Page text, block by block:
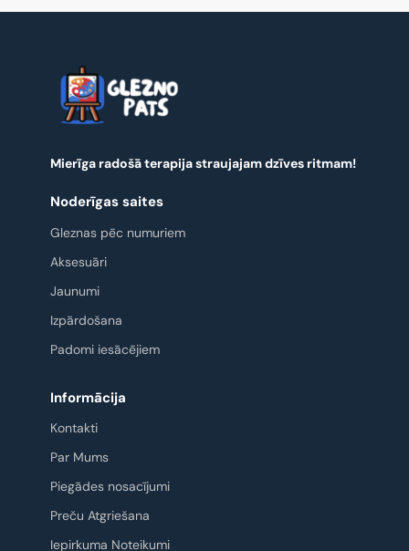
Mierīga radošā terapija straujajam dzīves ritmam!
Noderīgas saites
Gleznas pēc numuriem
Aksesuāri
Jaunumi
Izpārdošana
Padomi iesācējiem
Informācija
Kontakti
Par Mums
Piegādes nosacījumi
Preču Atgriešana
Iepirkuma Noteikumi